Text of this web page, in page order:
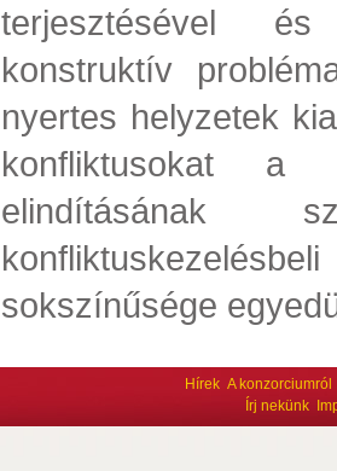
terjesztésével
konstruktív
nyertes helyzetek
konfliktusokat a
elindításának
sokszínűsége
Hírek A konzorciumról
Írj nekünk